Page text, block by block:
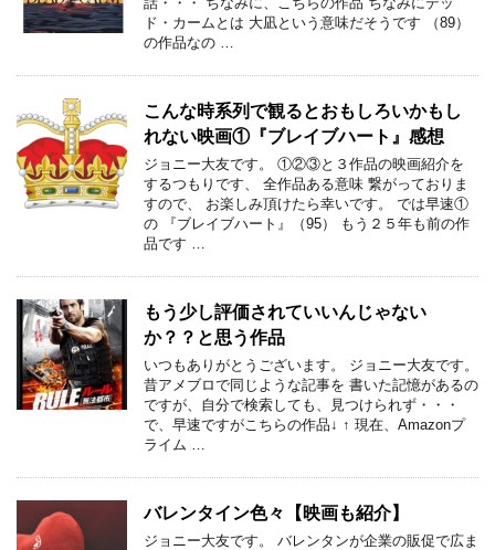
ド・カームとは 大凪という意味だそうです （89）
の作品なの …
こんな時系列で観るとおもしろいかもし
れない映画①『ブレイブハート』感想
ジョニー大友です。 ①②③と３作品の映画紹介を
するつもりです、 全作品ある意味 繋がっておりま
すので、 お楽しみ頂けたら幸いです。 では早速①
の 『ブレイブハート』（95） もう２５年も前の作
品です …
もう少し評価されていいんじゃない
か？？と思う作品
いつもありがとうございます。 ジョニー大友です。
昔アメブロで同じような記事を 書いた記憶があるの
ですが、自分で検索しても、見つけられず・・・
で、早速ですがこちらの作品↓ ↑ 現在、Amazonプ
ライム …
バレンタイン色々【映画も紹介】
ジョニー大友です。 バレンタンが企業の販促で広ま